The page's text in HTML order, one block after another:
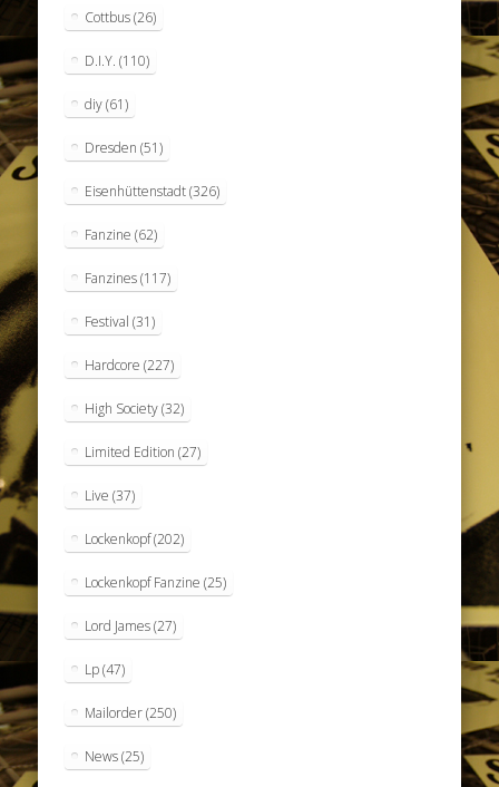
Cottbus(26)
D.I.Y. (110)
diy(61)
Dresden (51)
Eisenhüttenstadt(326)
Fanzine (62)
Fanzines(117)
Festival (31)
Hardcore (227)
High Society(32)
Limited Edition (27)
Live (37)
Lockenkopf(202)
Lockenkopf Fanzine (25)
Lord James(27)
Lp(47)
Mailorder(250)
News(25)